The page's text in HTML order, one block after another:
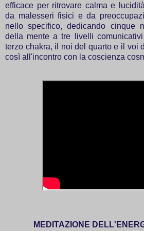
efficace per ritrovare calma e
da malesseri fisici e da
nello specifico, dedicando cinque
della mente a tre livelli
terzo chakra, il noi del quarto e il voi
così all'incontro con la coscienza
MEDITAZIONE